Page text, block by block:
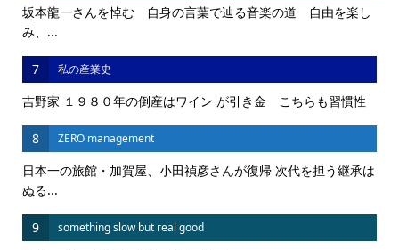
坂本龍一さんを悼む 自身の言葉で辿る音楽の道 自由を楽し
み、...
7 私の産業史
吉野家 １９８０年の倒産はワイン が引き金 こちらも習慣性
8 ZERO management
日本一の旅館・加賀屋、小田禎彦さんが復帰 次代を担う継承は
ぬる...
9 something slow but real good